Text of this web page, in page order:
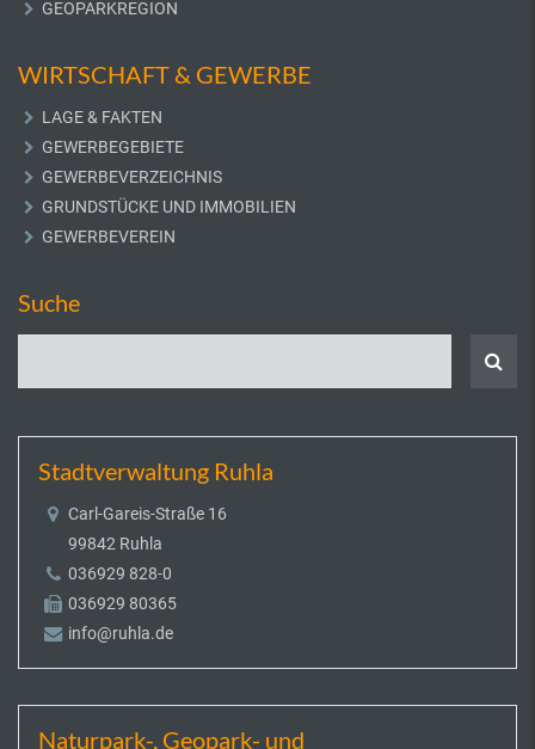
GEOPARKREGION
WIRTSCHAFT & GEWERBE
LAGE & FAKTEN
GEWERBEGEBIETE
GEWERBEVERZEICHNIS
GRUNDSTÜCKE UND IMMOBILIEN
GEWERBEVEREIN
Suche
Stadtverwaltung Ruhla
Carl-Gareis-Straße 16
99842 Ruhla
036929 828-0
036929 80365
info@ruhla.de
Naturpark-, Geopark- und